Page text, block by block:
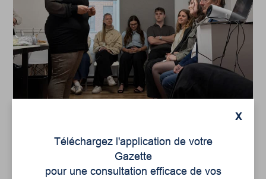
X
Téléchargez l'application de votre
Gazette
pour une consultation efficace de vos